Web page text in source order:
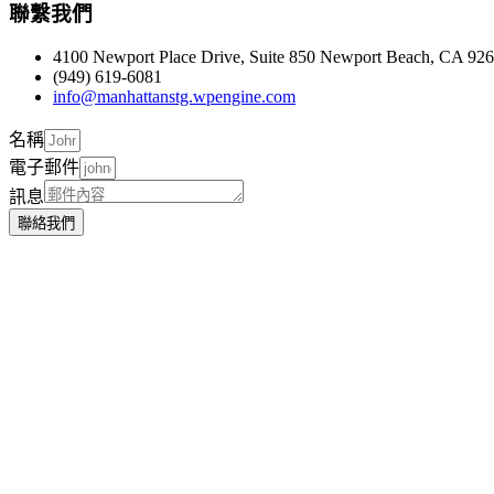
聯繫我們
4100 Newport Place Drive, Suite 850 Newport Beach, CA
(949) 619-6081
info@manhattanstg.wpengine.com
名稱
電子郵件
訊息
聯絡我們